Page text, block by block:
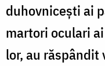
duhovnicești ai
martori oculari
lor, au